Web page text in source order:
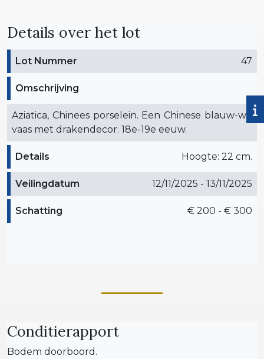
Details over het lot
Lot Nummer 47
Omschrijving
Aziatica, Chinees porselein. Een Chinese blauw-wit
vaas met drakendecor. 18e-19e eeuw.
Details Hoogte: 22 cm.
Veilingdatum 12/11/2025 - 13/11/2025
Schatting € 200 - € 300
Conditierapport
Bodem doorboord.